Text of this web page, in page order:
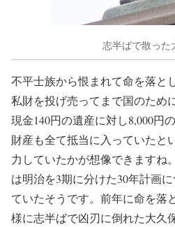
志半ばで散った
不平士族から恨まれて命を落と
私財を投げ売ってまで国のため
現金140円の遺産に対し8,000円
財産も全て抵当に入っていたと
力していたかが想像できますね
は明治を3期に分けた30年計画
ていたそうです。前年に命を落
様に志半ばで凶刃に倒れた大久